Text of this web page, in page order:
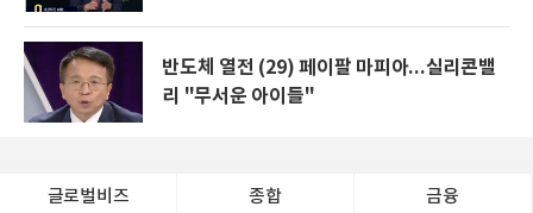
반도체 열전 (29) 페이팔 마피아...실리콘밸
리 "무서운 아이들"
글로벌비즈 종합 금융